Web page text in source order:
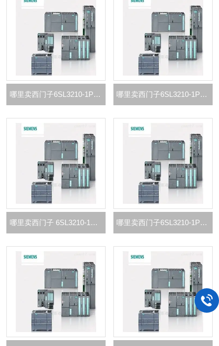
哪里卖西门子6SL3210-1PC26-8UL0代理商 哪里卖西门子6SL3210-1PC25-4UL0代理商
哪里卖西门子 6SL3210-1PC24-2UL0代理商 哪里卖西门子6SL3210-1PC22-8UL0代理商